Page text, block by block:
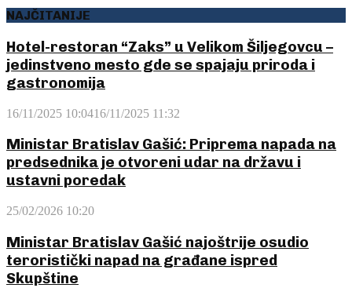
NAJČITANIJE
Hotel-restoran “Zaks” u Velikom Šiljegovcu –
jedinstveno mesto gde se spajaju priroda i
gastronomija
16/11/2025 10:0416/11/2025 11:32
Ministar Bratislav Gašić: Priprema napada na
predsednika je otvoreni udar na državu i
ustavni poredak
25/02/2026 10:20
Ministar Bratislav Gašić najoštrije osudio
teroristički napad na građane ispred
Skupštine